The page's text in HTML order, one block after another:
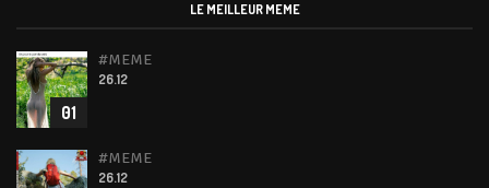
LE MEILLEUR MEME
01
#MEME
26.12
#MEME
26.12